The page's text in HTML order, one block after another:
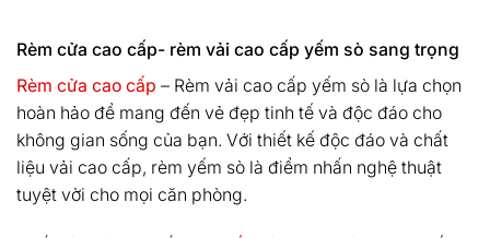
Rèm cửa cao cấp- rèm vải cao cấp yếm sò sang trọng
Rèm cửa cao cấp – Rèm vải cao cấp yếm sò là lựa chọn
hoàn hảo để mang đến vẻ đẹp tinh tế và độc đáo cho
không gian sống của bạn. Với thiết kế độc đáo và chất
liệu vải cao cấp, rèm yếm sò là điểm nhấn nghệ thuật
tuyệt vời cho mọi căn phòng.